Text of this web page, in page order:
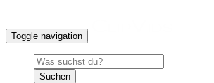
Toggle navigation
Suchen